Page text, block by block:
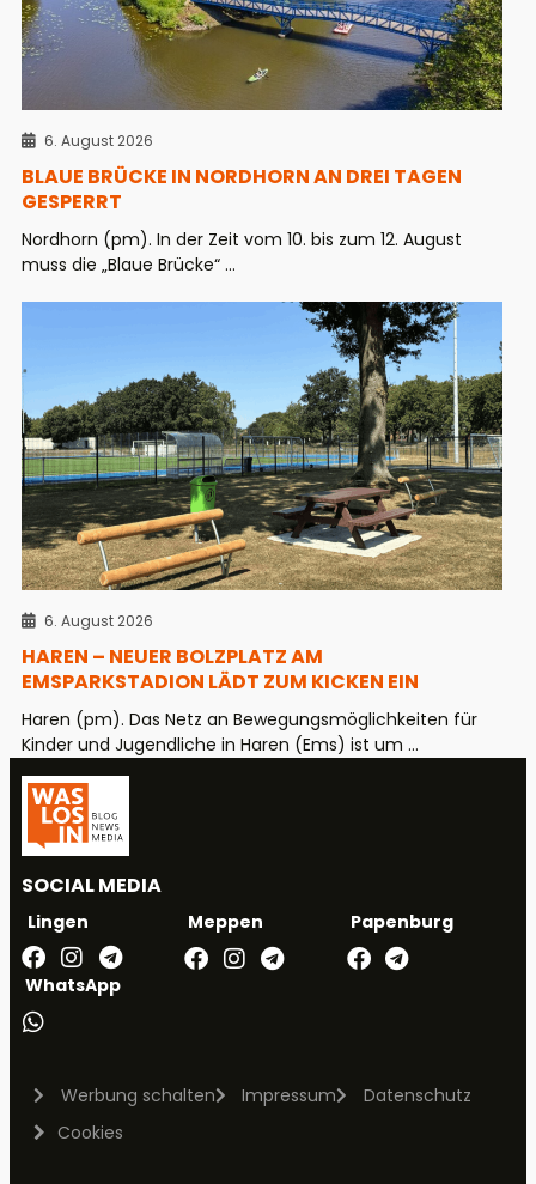
6. August 2026
BLAUE BRÜCKE IN NORDHORN AN DREI TAGEN
GESPERRT
Nordhorn (pm). In der Zeit vom 10. bis zum 12. August
muss die „Blaue Brücke“ ...
6. August 2026
HAREN – NEUER BOLZPLATZ AM
EMSPARKSTADION LÄDT ZUM KICKEN EIN
Haren (pm). Das Netz an Bewegungsmöglichkeiten für
Kinder und Jugendliche in Haren (Ems) ist um ...
SOCIAL MEDIA
Lingen Meppen Papenburg
WhatsApp
Werbung schalten Impressum
Datenschutz
Cookies